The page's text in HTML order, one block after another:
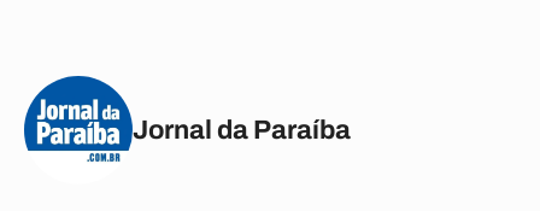
Jornal da Paraíba